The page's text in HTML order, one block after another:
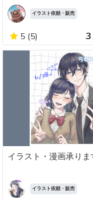
イラスト依頼・販売
5 (5)
イラスト・漫画承りま
イラスト依頼・販売